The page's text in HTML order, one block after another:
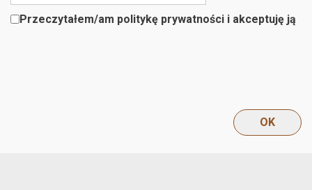
Przeczytałem/am politykę prywatności i akceptuję ją